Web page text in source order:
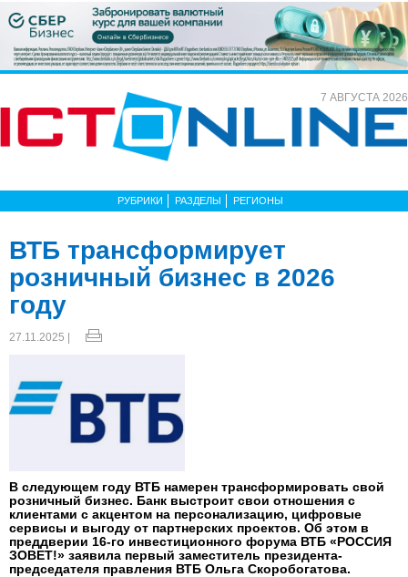
7 АВГУСТА 2026
РУБРИКИ РАЗДЕЛЫ РЕГИОНЫ
ВТБ трансформирует
розничный бизнес в 2026
году
27.11.2025 |
В следующем году ВТБ намерен трансформировать свой
розничный бизнес. Банк выстроит свои отношения с
клиентами с акцентом на персонализацию, цифровые
сервисы и выгоду от партнерских проектов. Об этом в
преддверии 16-го инвестиционного форума ВТБ «РОССИЯ
ЗОВЕТ!» заявила первый заместитель президента-
председателя правления ВТБ Ольга Скоробогатова.